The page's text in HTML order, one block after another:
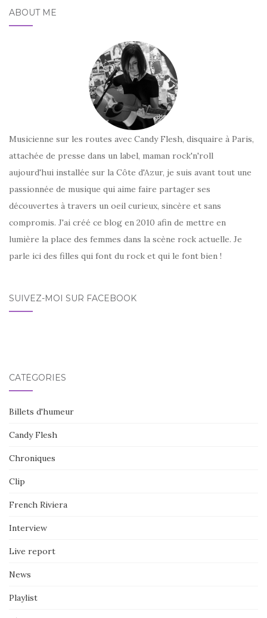
ABOUT ME
Musicienne sur les routes avec Candy Flesh, disquaire à Paris,
attachée de presse dans un label, maman rock'n'roll
aujourd'hui installée sur la Côte d'Azur, je suis avant tout une
passionnée de musique qui aime faire partager ses
découvertes à travers un oeil curieux, sincère et sans
compromis. J'ai créé ce blog en 2010 afin de mettre en
lumière la place des femmes dans la scène rock actuelle. Je
parle ici des filles qui font du rock et qui le font bien !
SUIVEZ-MOI SUR FACEBOOK
CATÉGORIES
Billets d'humeur
Candy Flesh
Chroniques
Clip
French Riviera
Interview
Live report
News
Playlist